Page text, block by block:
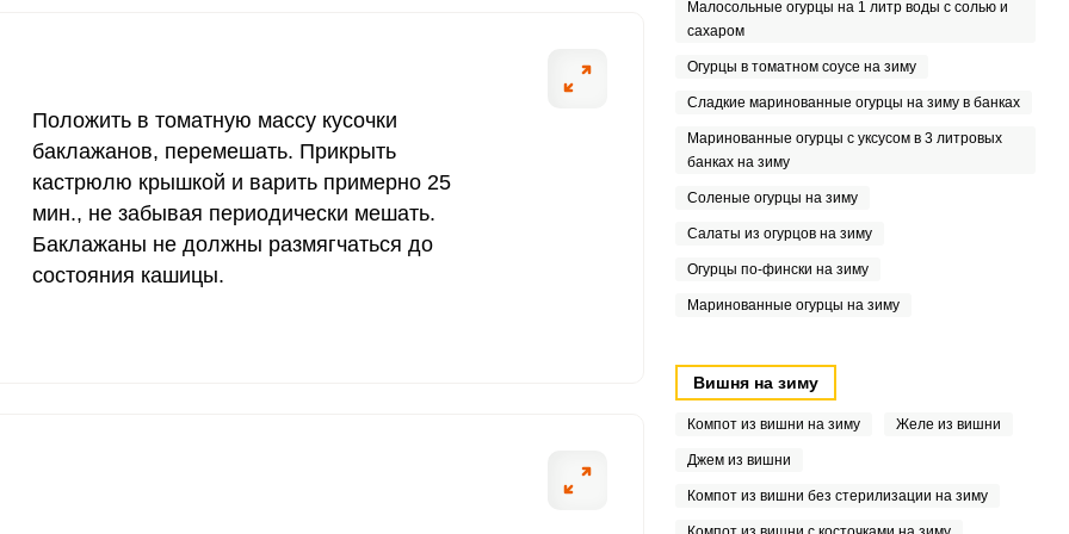
Положить в томатную массу кусочки
баклажанов, перемешать. Прикрыть
кастрюлю крышкой и варить примерно 25
мин., не забывая периодически мешать.
Баклажаны не должны размягчаться до
состояния кашицы.
Малосольные огурцы на 1 литр воды с солью и
сахаром
Огурцы в томатном соусе на зиму
Сладкие маринованные огурцы на зиму в банках
Маринованные огурцы с уксусом в 3 литровых
банках на зиму
Соленые огурцы на зиму
Салаты из огурцов на зиму
Огурцы по-фински на зиму
Маринованные огурцы на зиму
Вишня на зиму
Компот из вишни на зиму Желе из вишни
Джем из вишни
Компот из вишни без стерилизации на зиму